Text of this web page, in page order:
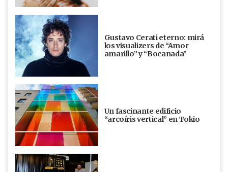
Gustavo Cerati eterno: mirá
los visualizers de “Amor
amarillo” y “Bocanada”
Un fascinante edificio
“arcoíris vertical” en Tokio